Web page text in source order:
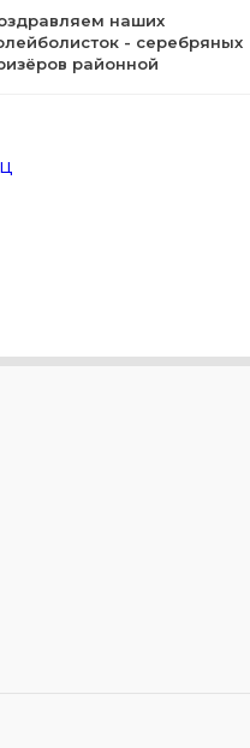
наших
- серебряных
районной